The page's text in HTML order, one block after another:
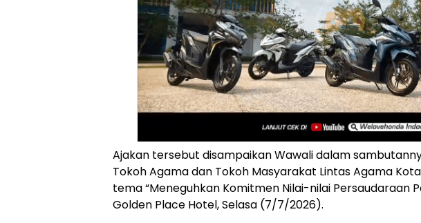
Ajakan tersebut disampaikan Wawali dalam
Tokoh Agama dan Tokoh Masyarakat Lintas Agama
tema “Meneguhkan Komitmen Nilai-nilai Persaudaraan
Golden Place Hotel, Selasa (7/7/2026).